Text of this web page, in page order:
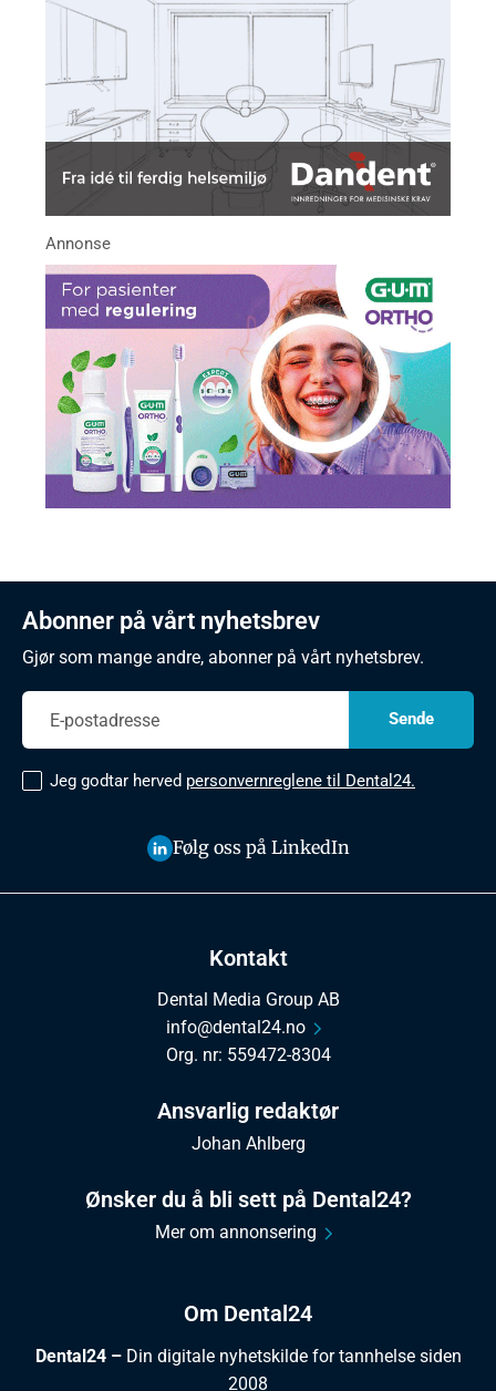
Om Dental24
Dental24 – Din digitale nyhetskilde for tannhelse siden
2008
Kontakt
Dental Media Group AB
info@dental24.no
Org. nr: 559472-8304
Ansvarlig redaktør
Johan Ahlberg
Ønsker du å bli sett på Dental24?
Mer om annonsering
Abonner på vårt nyhetsbrev
Gjør som mange andre, abonner på vårt nyhetsbrev.
Jeg godtar herved personvernreglene til Dental24.
Følg oss på LinkedIn